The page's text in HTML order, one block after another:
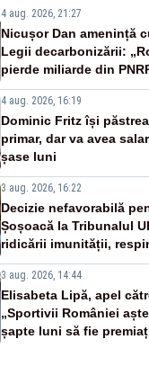
4 aug. 2026, 21:27
Nicușor Dan amenință
Legii decarbonizării:
pierde miliarde din
4 aug. 2026, 16:19
Dominic Fritz își
primar, dar va avea
șase luni
3 aug. 2026, 16:22
Decizie nefavorabilă
Șoșoacă la Tribunalul
ridicării imunității,
3 aug. 2026, 14:44
Elisabeta Lipă, apel
„Sportivii României
șapte luni să fie